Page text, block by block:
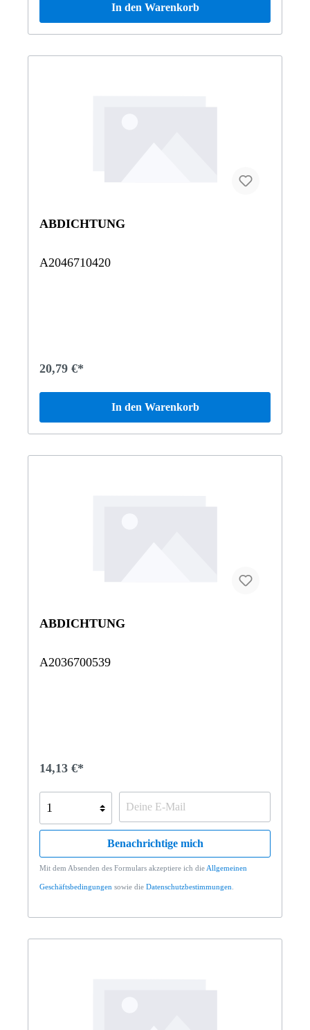
In den Warenkorb
ABDICHTUNG
A2046710420
20,79 €*
In den Warenkorb
ABDICHTUNG
A2036700539
14,13 €*
Benachrichtige mich
Mit dem Absenden des Formulars akzeptiere ich die Allgemeinen
Geschäftsbedingungen sowie die Datenschutzbestimmungen